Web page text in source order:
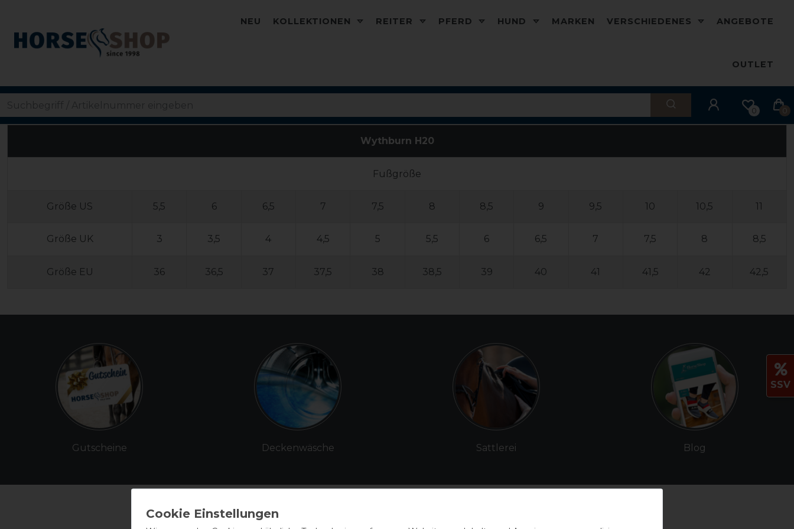
NEU KOLLEKTIONEN REITER PFERD HUND MARKEN VERSCHIEDENES ANGEBOTE
OUTLET
0 0
Wythburn H20
Fußgröße
Größe US 5,5 6 6,5 7 7,5 8 8,5 9 9,5 10 10,5 11
Größe UK 3 3,5 4 4,5 5 5,5 6 6,5 7 7,5 8 8,5
Größe EU 36 36,5 37 37,5 38 38,5 39 40 41 41,5 42 42,5
Gutscheine Deckenwäsche Sattlerei Blog
SSV